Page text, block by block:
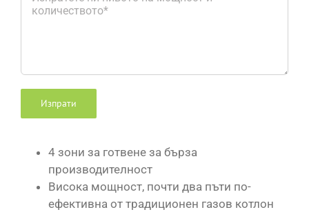
4 зони за готвене за бърза
производителност
Висока мощност, почти два пъти по-
ефективна от традиционен газов котлон